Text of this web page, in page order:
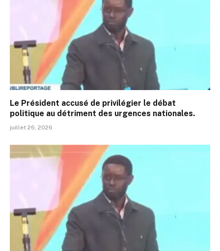
Le Président accusé de privilégier le débat
politique au détriment des urgences nationales.
juillet 26, 2026